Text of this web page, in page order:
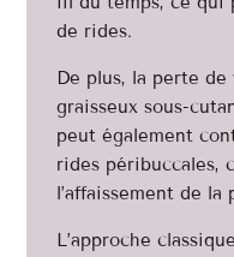
de rides.
De plus, la perte de
graisseux sous-
peut également
rides péribuccales,
l’affaissement de
L’approche